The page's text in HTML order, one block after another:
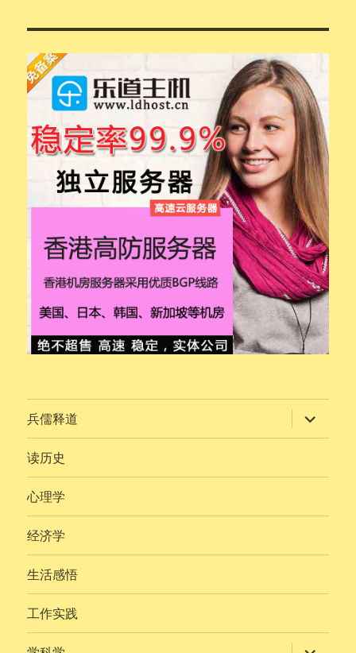
兵儒释道 展
开
子
读历史
心理学
经济学
生活感悟
工作实践
展